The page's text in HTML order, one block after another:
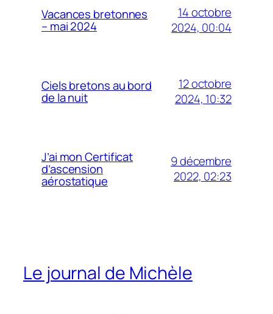
Vacances bretonnes
– mai 2024
14 octobre
2024, 00:04
Ciels bretons au bord
de la nuit
12 octobre
2024, 10:32
J’ai mon Certificat
d’ascension
aérostatique
9 décembre
2022, 02:23
Le journal de Michèle